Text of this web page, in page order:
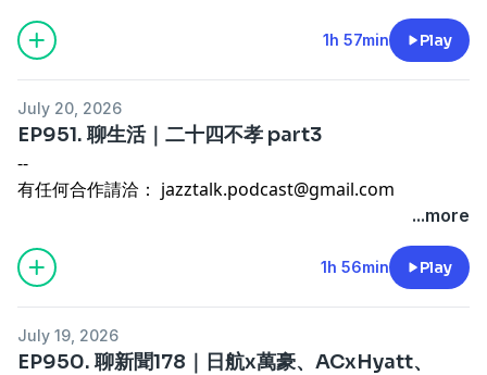
1:11:45 航班異常週報:紅霞颱風桃園20架轉降、DL69破小
港宵禁凌晨起飛、JX236折返香港、取消冠軍JX233延誤8小
時
1:33:07 官方點數特賣:AC加碼110%、Choice、IHG/凱悅收
購下探
--
有任何合作請洽： jazztalk.podcast@gmail.com
其他連結傳送門：
https://linktr.ee/jazztalk1h 57min Play
July 20, 2026
EP951. 聊生活｜二十四不孝 part3
--
有任何合作請洽： jazztalk.podcast@gmail.com
...more
1h 56min Play
July 19, 2026
EP950. 聊新聞178｜日航x萬豪、ACxHyatt、